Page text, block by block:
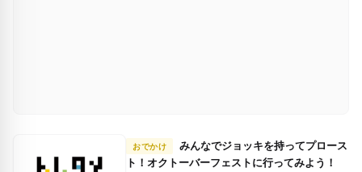
おでかけ
ト！オクトーバーフェストに行ってみよう！